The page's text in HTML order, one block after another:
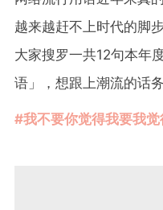
越来越赶不上时代的脚
大家搜罗一共12句本年
语」，想跟上潮流的话
#我不要你觉得我要我觉